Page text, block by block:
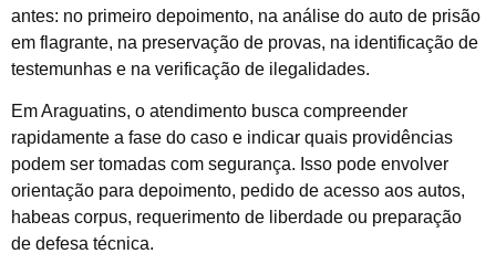
antes: no primeiro depoimento, na análise do auto de prisão
em flagrante, na preservação de provas, na identificação de
testemunhas e na verificação de ilegalidades.
Em Araguatins, o atendimento busca compreender
rapidamente a fase do caso e indicar quais providências
podem ser tomadas com segurança. Isso pode envolver
orientação para depoimento, pedido de acesso aos autos,
habeas corpus, requerimento de liberdade ou preparação
de defesa técnica.